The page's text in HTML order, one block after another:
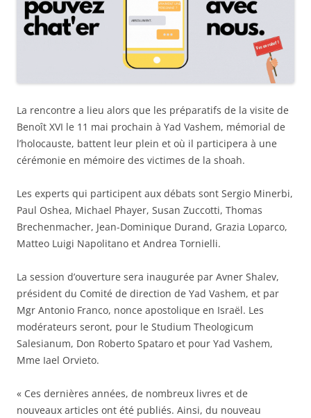
La rencontre a lieu alors que les préparatifs de la visite de
Benoît XVI le 11 mai prochain à Yad Vashem, mémorial de
l’holocauste, battent leur plein et où il participera à une
cérémonie en mémoire des victimes de la shoah.
Les experts qui participent aux débats sont Sergio Minerbi,
Paul Oshea, Michael Phayer, Susan Zuccotti, Thomas
Brechenmacher, Jean-Dominique Durand, Grazia Loparco,
Matteo Luigi Napolitano et Andrea Tornielli.
La session d’ouverture sera inaugurée par Avner Shalev,
président du Comité de direction de Yad Vashem, et par
Mgr Antonio Franco, nonce apostolique en Israël. Les
modérateurs seront, pour le Studium Theologicum
Salesianum, Don Roberto Spataro et pour Yad Vashem,
Mme Iael Orvieto.
« Ces dernières années, de nombreux livres et de
nouveaux articles ont été publiés. Ainsi, du nouveau